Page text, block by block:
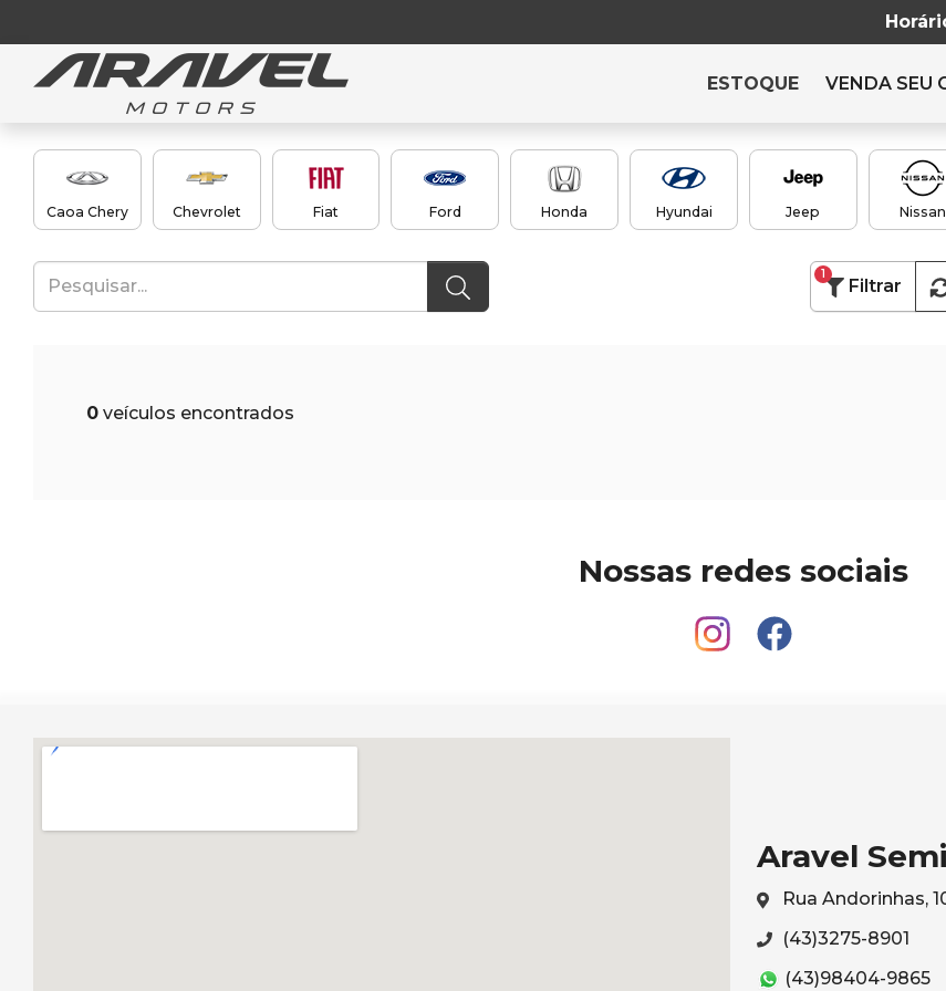
ESTOQUE VENDA SEU
Caoa Chery Chevrolet Fiat Ford Honda Hyundai Jeep Nissan
Filtrar
1
0 veículos encontrados
Nossas redes sociais
Aravel
Rua Andorinhas,
(43)3275-8901
(43)98404-9865